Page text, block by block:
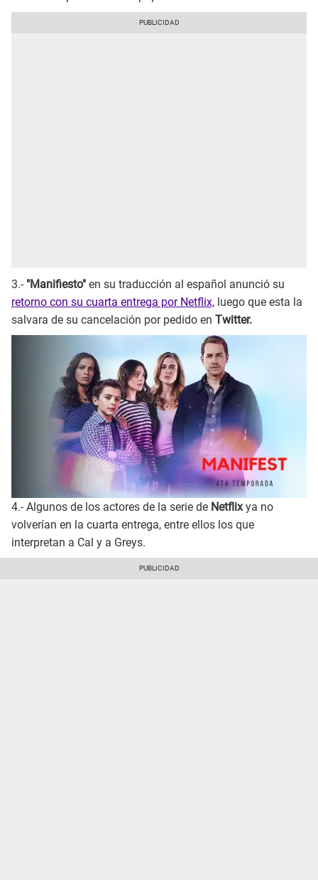
3.- "Manifiesto" en su traducción al español anunció su
retorno con su cuarta entrega por Netflix, luego que esta la
salvara de su cancelación por pedido en Twitter.
4.- Algunos de los actores de la serie de Netflixya no
volverían en la cuarta entrega, entre ellos los que
interpretan a Cal y a Greys.